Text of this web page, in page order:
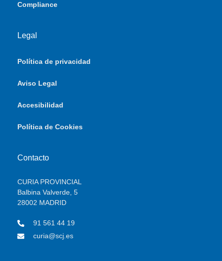
Compliance
Legal
Política de privacidad
Aviso Legal
Accesibilidad
Política de Cookies
Contacto
CURIA PROVINCIAL
Balbina Valverde, 5
28002 MADRID
91 561 44 19
curia@scj.es